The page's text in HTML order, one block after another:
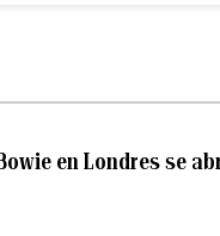
en Londres se